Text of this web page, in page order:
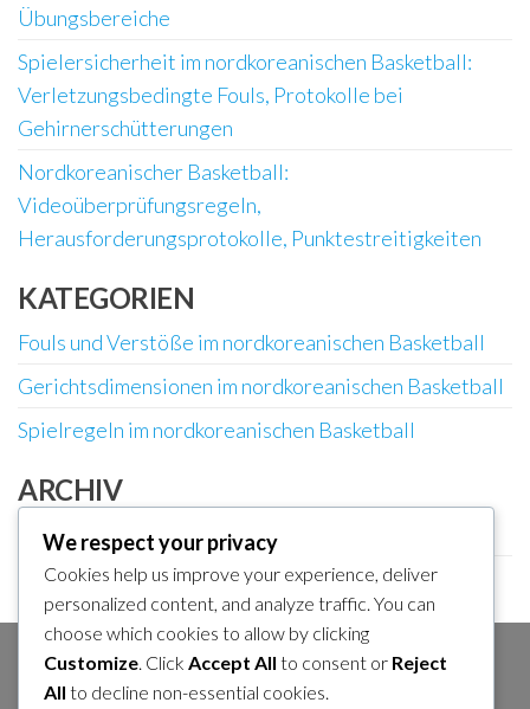
Übungsbereiche
Spielersicherheit im nordkoreanischen Basketball:
Verletzungsbedingte Fouls, Protokolle bei
Gehirnerschütterungen
Nordkoreanischer Basketball:
Videoüberprüfungsregeln,
Herausforderungsprotokolle, Punktestreitigkeiten
KATEGORIEN
Fouls und Verstöße im nordkoreanischen Basketball
Gerichtsdimensionen im nordkoreanischen Basketball
Spielregeln im nordkoreanischen Basketball
ARCHIV
February 2026
January 2026
SUCHE
We respect your privacy
Cookies help us improve your experience, deliver
personalized content, and analyze traffic. You can
choose which cookies to allow by clicking
Customize. Click Accept All to consent or Reject
All to decline non-essential cookies.